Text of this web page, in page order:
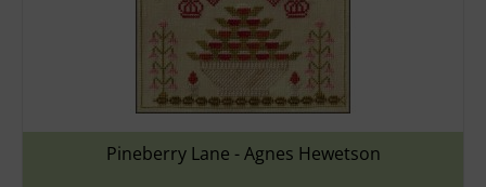
Pineberry Lane - Agnes Hewetson